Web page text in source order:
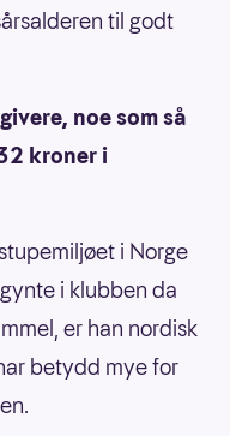
til godt
noe som så
kroner i
i Norge
i klubben da
er han nordisk
betydd mye for